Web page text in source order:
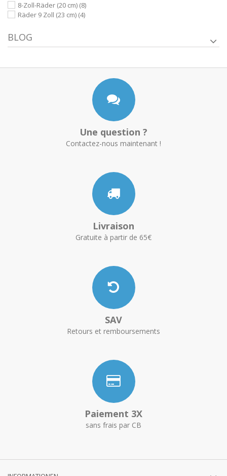
8-Zoll-Räder (20 cm) (8)
Räder 9 Zoll (23 cm) (4)
BLOG
Une question ?
Contactez-nous maintenant !
Livraison
Gratuite à partir de 65€
SAV
Retours et remboursements
Paiement 3X
sans frais par CB